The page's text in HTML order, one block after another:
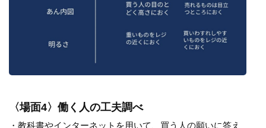
〈場面4〉働く人の工夫調べ
・教科書やインターネットを用いて、買う人の願いに答え